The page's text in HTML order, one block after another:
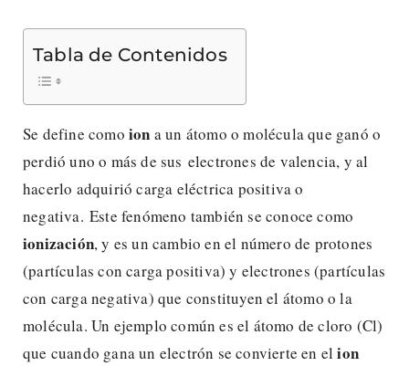
Tabla de Contenidos
Se define como ion a un átomo o molécula que ganó o
perdió uno o más de sus electrones de valencia, y al
hacerlo adquirió carga eléctrica positiva o
negativa. Este fenómeno también se conoce como
ionización, y es un cambio en el número de protones
(partículas con carga positiva) y electrones (partículas
con carga negativa) que constituyen el átomo o la
molécula. Un ejemplo común es el átomo de cloro (Cl)
que cuando gana un electrón se convierte en elion